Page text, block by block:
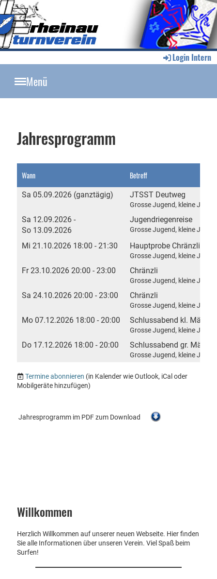
Login Intern
Menü
Jahresprogramm
Wann Betreff
Sa 05.09.2026 (ganztägig) JTSST Deutweg
Grosse Jugend, kleine
Sa 12.09.2026 -
So 13.09.2026
Jugendriegenreise
Grosse Jugend, kleine
Mi 21.10.2026 18:00 - 21:30 Hauptprobe Chränzli
Grosse Jugend, kleine
Fr 23.10.2026 20:00 - 23:00 Chränzli
Grosse Jugend, kleine
Sa 24.10.2026 20:00 - 23:00 Chränzli
Grosse Jugend, kleine
Mo 07.12.2026 18:00 - 20:00 Schlussabend kl.
Grosse Jugend, kleine
Do 17.12.2026 18:00 - 20:00 Schlussabend gr.
Grosse Jugend, kleine
Termine abonnieren (in Kalender wie Outlook, iCal oder
Mobilgeräte hinzufügen)
Jahresprogramm im PDF zum Download
Willkommen
Herzlich Willkommen auf unserer neuen Webseite. Hier finden
Sie alle Informationen über unseren Verein. Viel Spaß beim
Surfen!